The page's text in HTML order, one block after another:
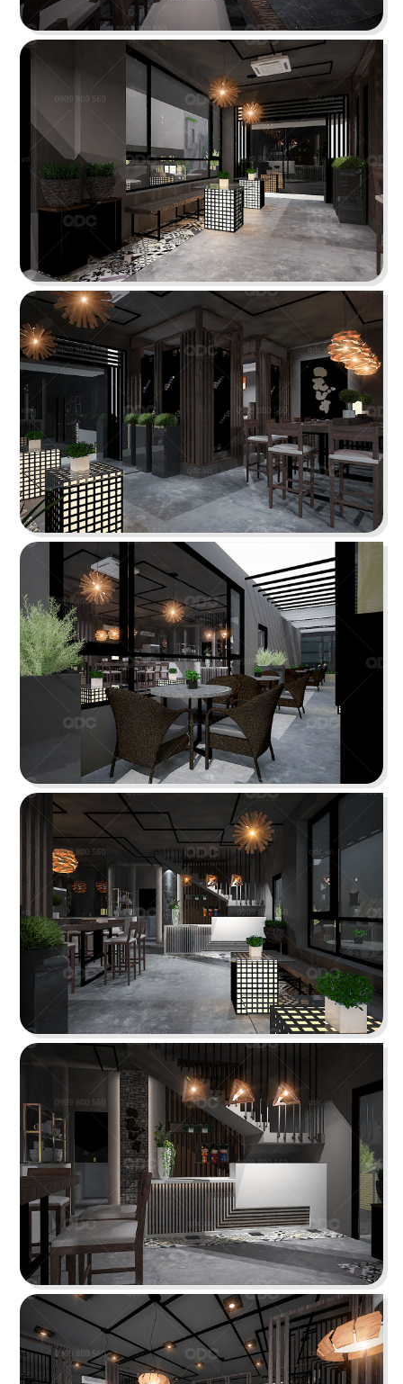
PHÊ LA
Dự án mới nhất của chúng tôi, Phê La - Biên Hòa
tọa lạc trên con đường Võ Thị Sáu sầm uất...
Chi tiết
HIGHLANDS COFFEE
Highlands Sunwah do QDC Design & Build thi
công sở hữu không gian hai mặt tiền rộng rãi
cùng phong cách thiết kế hiện đại, sang trọng.
Chi tiết
EL GAUCHO
El Gaucho Lotte Mall hứa hẹn là điểm đến lý
tưởng cho trải nghiệm ẩm thực Âu đỉnh cao
mang phong cách công nghiệp độc đáo
HẢI SẢN HOÀNG GIA
Đội ngũ thiết kế QDC đã khéo léo kết hợp nét
đặc trưng phong cách Địa Trung Hải với vẻ đẹp
thanh lịch, sang trọng của Indochine